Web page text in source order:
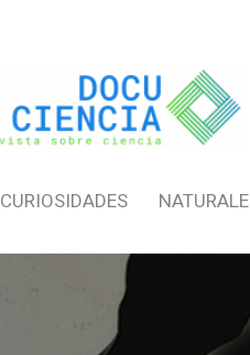
CURIOSIDADES